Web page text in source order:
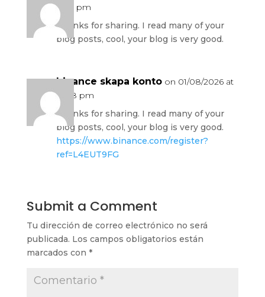
4:28 pm
Thanks for sharing. I read many of your
blog posts, cool, your blog is very good.
binance skapa konto on 01/08/2026 at
10:58 pm
Thanks for sharing. I read many of your
blog posts, cool, your blog is very good.
https://www.binance.com/register?
ref=L4EUT9FG
Submit a Comment
Tu dirección de correo electrónico no será
publicada. Los campos obligatorios están
marcados con *